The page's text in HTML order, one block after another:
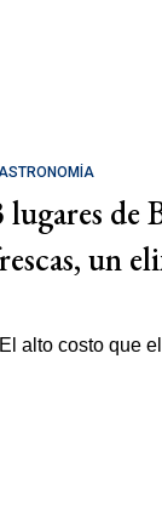
lugares de
un